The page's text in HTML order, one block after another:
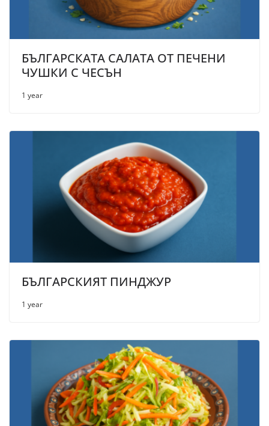
БЪЛГАРСКАТА САЛАТА ОТ ПЕЧЕНИ
ЧУШКИ С ЧЕСЪН
1 year
БЪЛГАРСКИЯТ ПИНДЖУР
1 year